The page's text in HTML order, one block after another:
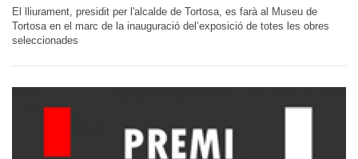
El lliurament, presidit per l'alcalde de Tortosa, es farà al Museu de
Tortosa en el marc de la inauguració del’exposició de totes les obres
seleccionades